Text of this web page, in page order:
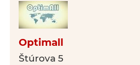
Optimall
Štúrova 5